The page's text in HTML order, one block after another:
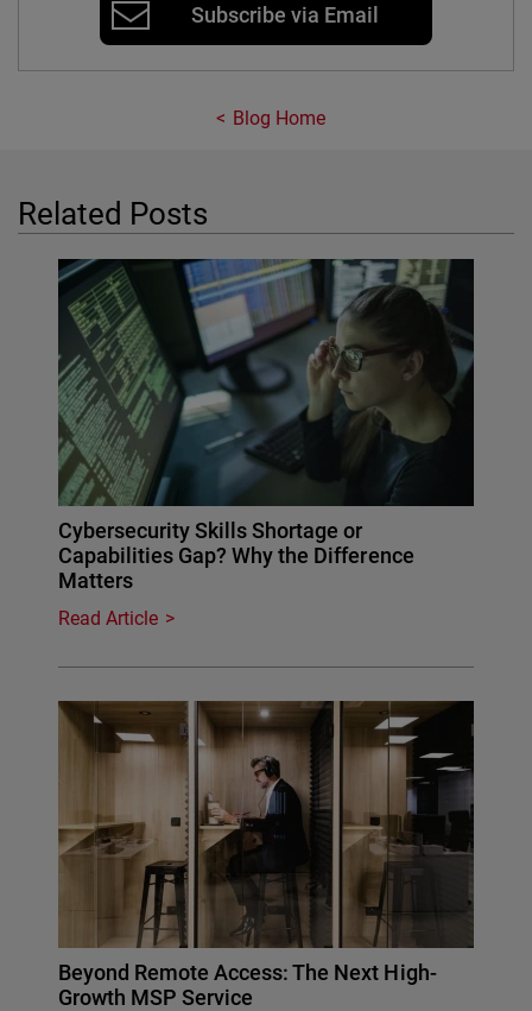
Subscribe via Email
Blog Home
Related Posts
Cybersecurity Skills Shortage or
Capabilities Gap? Why the Difference
Matters
Read Article
Beyond Remote Access: The Next High-
Growth MSP Service